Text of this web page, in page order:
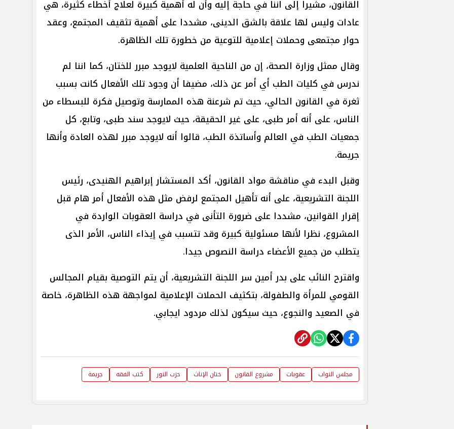
القانون، مشيرا إلى اننا في حاجة إليه وأن له أهمية كبيرة لعلاج أخطاء كثيرة، هي
عادات وليس لها علاقة بالشق الدينى، مشددا على أهمية تثقيف المجتمع، وعقد
حوار مجتمعى وحملات إعلامية للتوعية من خطورة تلك الظاهرة.
وقال ممثل وزارة الصحة، إن من الناحية العلمية لايوجد مبرر للختان، كما اننا لم
ندرس في كليات الطب أي أمر عن ذلك، مضيفا أن وجود تلك الأفعال كانت بسبب
ثغرة في القانون الحالي، حيث تم شرعنة هذه الممارسة وتوصيل فكرة للبسطاء من
الناس، على أنه أمر طبى، على غير الحقيقة، حيث لايوجد سند طبى، وتابع، كل
جمعيات الطب في العالم وأساتذة الطب، قالوا أنه لايوجد مبرر لهذه العادة وأنها
جريمة.
وقبل البدء في مناقشة مواد القانون، أكد المستشار إبراهيم الهنيدى، رئيس
اللجنة التشريعية، على أنه تأهيل المجتمع لرفض مثل هذه الأفعال أمر هام قبل
إقرار القوانين، مشددا على ضرورة التأنى في دراسة العقوبات الواردة في
المشروع، نظرا لأنها مسئولية كبيرة وقد تتسبب في إيذاء الناس، الأمر الذى
يتطلب من جميع الأعضاء دراسة النصوص جيدا.
واقترح النائب على بدر أمين سر اللجنة التشريعية، أن يتم التوصية بقيام المجالس
القومي للمرأة والطفولة، بتكثيف الحملات الإعلامية لمواجهة هذه الظاهرة، خاصة
في الصعيد والنجوع، حيث سيكون لذلك مردود ايجابي.
مجلس النواب عقوبات مشروع القانون ختان الإناث حزب النور كتب الفقه جريمة